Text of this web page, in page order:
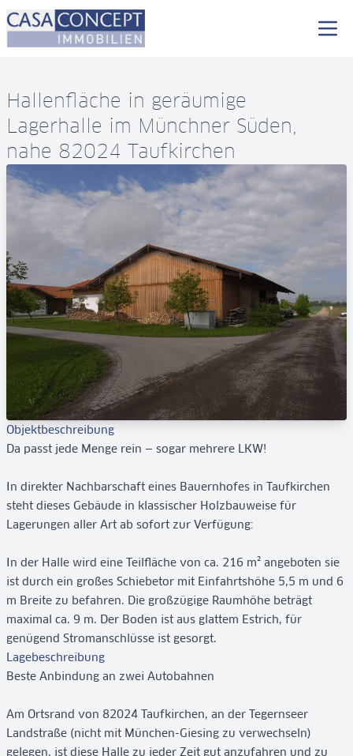
Hallenfläche in geräumige
Lagerhalle im Münchner Süden,
nahe 82024 Taufkirchen
Objektbeschreibung
Da passt jede Menge rein — sogar mehrere LKW!
In direkter Nachbarschaft eines Bauernhofes in Taufkirchen
steht dieses Gebäude in klassischer Holzbauweise für
Lagerungen aller Art ab sofort zur Verfügung:
In der Halle wird eine Teilfläche von ca. 216 m² angeboten sie
ist durch ein großes Schiebetor mit Einfahrtshöhe 5,5 m und 6
m Breite zu befahren. Die großzügige Raumhöhe beträgt
maximal ca. 9 m. Der Boden ist aus glattem Estrich, für
genügend Stromanschlüsse ist gesorgt.
Lagebeschreibung
Beste Anbindung an zwei Autobahnen
Am Ortsrand von 82024 Taufkirchen, an der Tegernseer
Landstraße (nicht mit München-Giesing zu verwechseln)
gelegen, ist diese Halle zu jeder Zeit gut anzufahren und zu